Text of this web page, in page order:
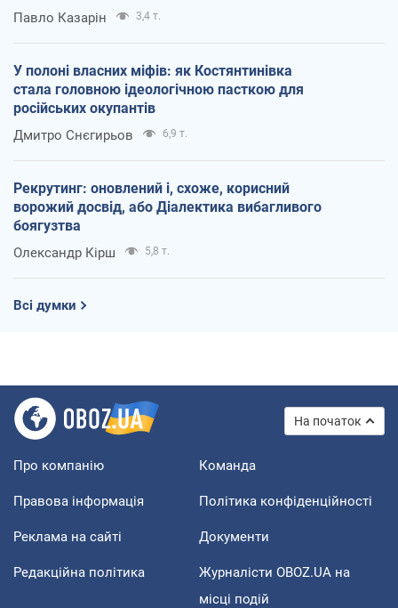
Павло Казарін 3,4 т.
У полоні власних міфів: як Костянтинівка
стала головною ідеологічною пасткою для
російських окупантів
Дмитро Снєгирьов 6,9 т.
Рекрутинг: оновлений і, схоже, корисний
ворожий досвід, або Діалектика вибагливого
боягузтва
Олександр Кірш 5,8 т.
Всі думки
На початок
Про компанію Команда
Правова інформація Політика конфіденційності
Реклама на сайті Документи
Редакційна політика
Журналісти OBOZ.UA на
місці подій